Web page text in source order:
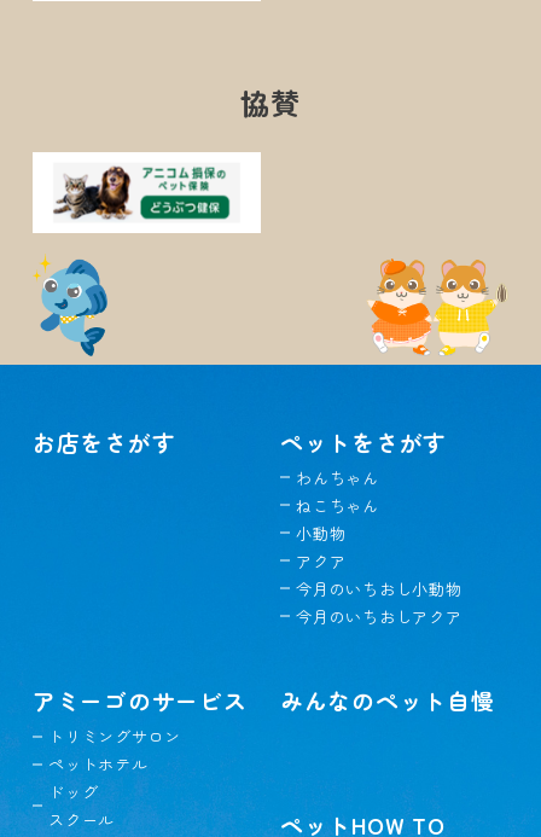
協賛
お店をさがす ペットをさがす
わんちゃん
ねこちゃん
小動物
アクア
今月のいちおし小動物
今月のいちおしアクア
アミーゴのサービス
トリミングサロン
ペットホテル
ドッグ
スクール
みんなのペット自慢
ペットHOW TO